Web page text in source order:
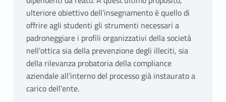
ulteriore obiettivo dell’insegnamento è quello di
offrire agli studenti gli strumenti necessari a
padroneggiare i profili organizzativi della società
nell’ottica sia della prevenzione degli illeciti, sia
della rilevanza probatoria della compliance
aziendale all’interno del processo già instaurato a
carico dell’ente.